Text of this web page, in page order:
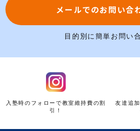
メールでのお問い合
目的別に簡単お問い
入塾時のフォローで教室維持費の割
引！
友達追